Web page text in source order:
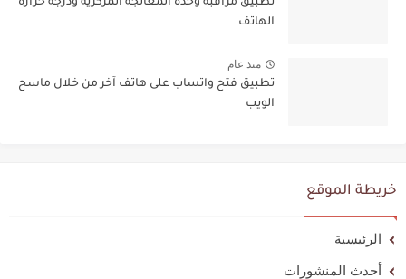
الهاتف
منذ عام
تطبيق فتح واتساب على هاتف آخر من خلال ماسح
الويب
خريطة الموقع
الرئيسية
أحدث المنشورات